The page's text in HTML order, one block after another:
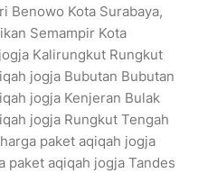
Benowo Kota Surabaya,
Semampir Kota
Kalirungkut Rungkut
jogja Bubutan Bubutan
jogja Kenjeran Bulak
jogja Rungkut Tengah
paket aqiqah jogja
paket aqiqah jogja Tandes